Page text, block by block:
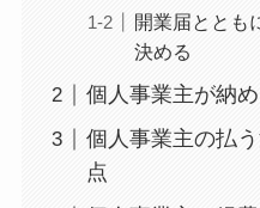
開業届ととも
決める
個人事業主が納
個人事業主の払
点